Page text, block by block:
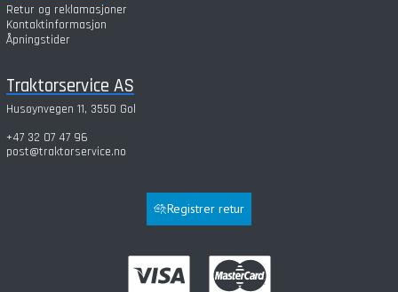
Retur og reklamasjoner
Kontaktinformasjon
Åpningstider
Traktorservice AS
Husøynvegen 11, 3550 Gol
+47 32 07 47 96
post@traktorservice.no
Registrer retur